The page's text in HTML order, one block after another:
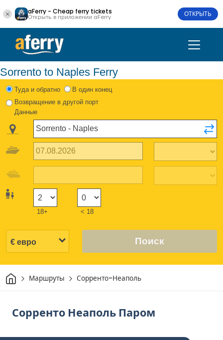
aFerry - Cheap ferry tickets
Открыть в приложении aFerry ОТКРЫТЬ
Sorrento to Naples Ferry
Туда и обратно
В один конец
Возвращение в другой порт
Данные
18+ < 18
Поиск
ДомМаршруты Сорренто-Неаполь
Сорренто Неаполь Паром